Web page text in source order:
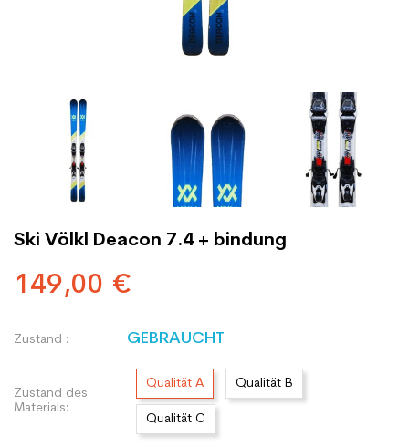
Ski Völkl Deacon 7.4 + bindung
149,00 €
Zustand : GEBRAUCHT
Zustand des
Materials:
Qualität A Qualität B
Qualität C